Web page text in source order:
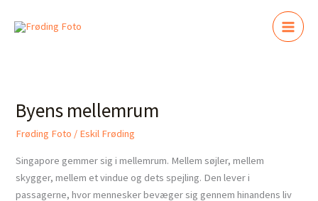
Byens mellemrum
Frøding Foto / Eskil Frøding
Singapore gemmer sig i mellemrum. Mellem søjler, mellem
skygger, mellem et vindue og dets spejling. Den lever i
passagerne, hvor mennesker bevæger sig gennem hinandens liv